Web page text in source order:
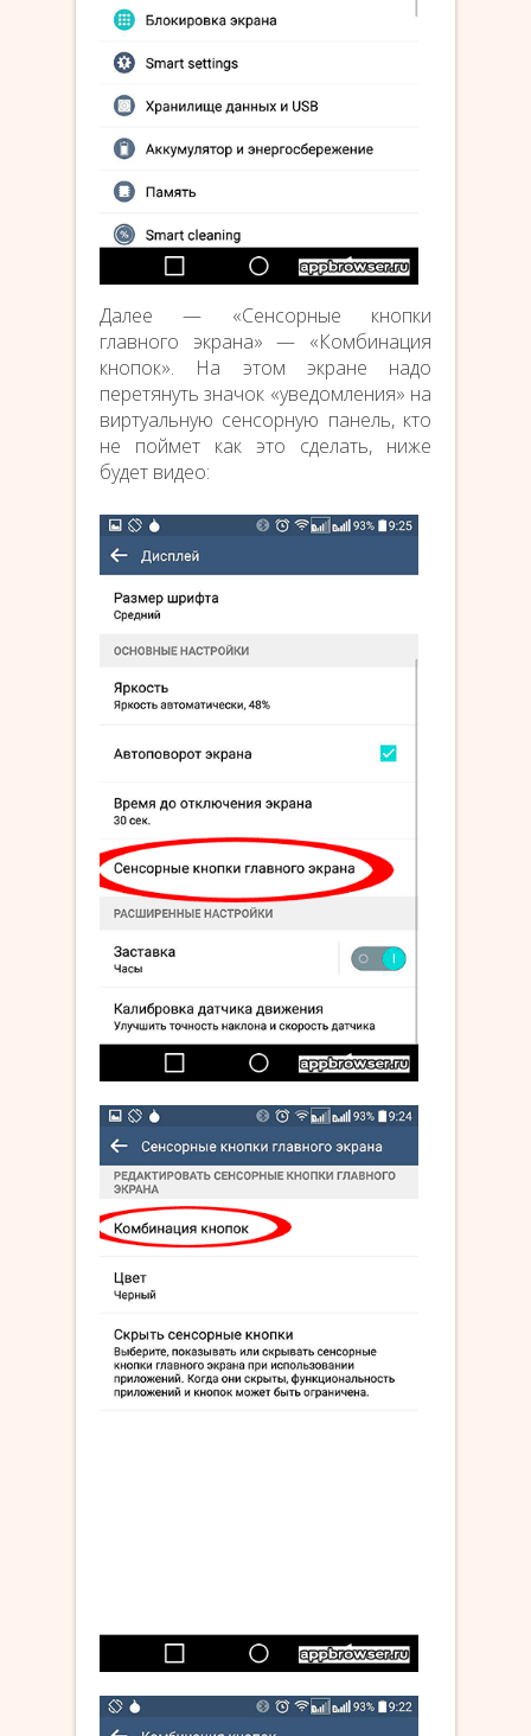
Далее — «Сенсорные кнопки
главного экрана» — «Комбинация
кнопок». На этом экране надо
перетянуть значок «уведомления» на
виртуальную сенсорную панель, кто
не поймет как это сделать, ниже
будет видео: